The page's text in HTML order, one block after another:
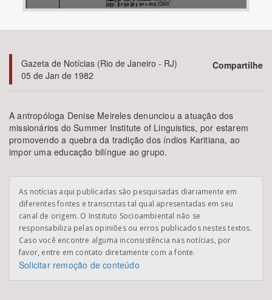
Bioma / Bacia
Tema
Subtema
Área de Levantamento
Área Protegida
BUSCAR
Gazeta de Notícias (Rio de Janeiro - RJ)
05 de Jan de 1982
Compartilhe
A antropóloga Denise Meireles denunciou a atuação dos
missionários do Summer Institute of Linguistics, por estarem
promovendo a quebra da tradição dos índios Karitiana, ao
impor uma educação bilíngue ao grupo.
As notícias aqui publicadas são pesquisadas diariamente em
diferentes fontes e transcritas tal qual apresentadas em seu
canal de origem. O Instituto Socioambiental não se
responsabiliza pelas opiniões ou erros publicados nestes textos.
Caso você encontre alguma inconsistência nas notícias, por
favor, entre em contato diretamente com a fonte.
Solicitar remoção de conteúdo